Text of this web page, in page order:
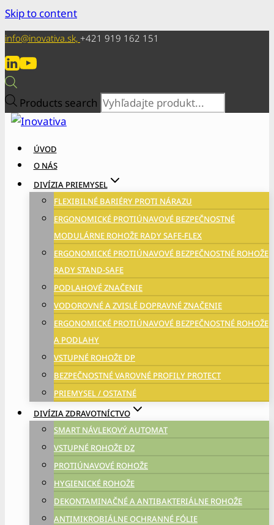
Skip to content
info@inovativa.sk, +421 919 162 151
Products search
ÚVOD
O NÁS
DIVÍZIA PRIEMYSEL
FLEXIBILNÉ BARIÉRY PROTI NÁRAZU
ERGONOMICKÉ PROTIÚNAVOVÉ BEZPEČNOSTNÉ
MODULÁRNE ROHOŽE RADY SAFE-FLEX
ERGONOMICKÉ PROTIÚNAVOVÉ BEZPEČNOSTNÉ ROHOŽE
RADY STAND-SAFE
PODLAHOVÉ ZNAČENIE
VODOROVNÉ A ZVISLÉ DOPRAVNÉ ZNAČENIE
ERGONOMICKÉ PROTIÚNAVOVÉ BEZPEČNOSTNÉ ROHOŽE
A PODLAHY
VSTUPNÉ ROHOŽE DP
BEZPEČNOSTNÉ VAROVNÉ PROFILY PROTECT
PRIEMYSEL / OSTATNÉ
DIVÍZIA ZDRAVOTNÍCTVO
SMART NÁVLEKOVÝ AUTOMAT
VSTUPNÉ ROHOŽE DZ
PROTIÚNAVOVÉ ROHOŽE
HYGIENICKÉ ROHOŽE
DEKONTAMINAČNÉ A ANTIBAKTERIÁLNE ROHOŽE
ANTIMIKROBIÁLNE OCHRANNÉ FÓLIE